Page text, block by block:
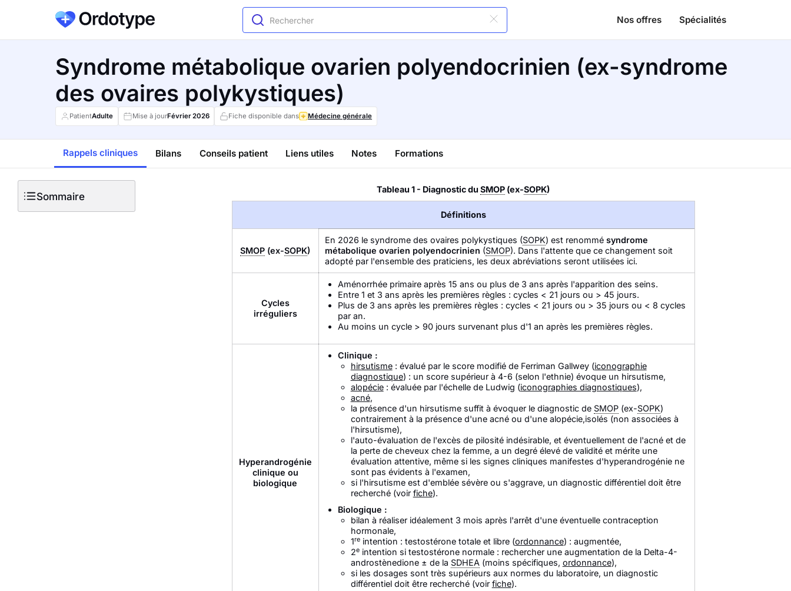
Nos offres Spécialités
Syndrome métabolique ovarien polyendocrinien (ex-syndrome
des ovaires polykystiques)
PatientAdulte Mise à jourFévrier2026 Fiche disponible dans Médecine générale
Rappels cliniques Bilans Conseils patient Liens utiles Notes Formations
Sommaire
Tableau 1 - Diagnostic duSMOP (ex-SOPK)
Définitions
SMOP (ex-SOPK)
En 2026 le syndrome des ovaires polykystiques (SOPK) est renommésyndrome
métabolique ovarien polyendocrinien (SMOP). Dans l'attente que ce changement soit
adopté par l'ensemble des praticiens, les deux abréviations seront utilisées ici.
Cycles
irréguliers
Aménorrhée primaire après 15 ans ou plus de 3 ans après l'apparition des seins.
Entre 1 et 3 ans après les premières règles : cycles < 21 jours ou > 45 jours.
Plus de 3 ans après les premières règles : cycles < 21 jours ou > 35 jours ou < 8 cycles
par an.
Au moins un cycle > 90 jours survenant plus d'1 an après les premières règles.
Hyperandrogénie
clinique ou
biologique
Clinique :
hirsutisme: évalué par le score modifié de Ferriman Gallwey (iconographie
diagnostique) : un score supérieur à 4-6 (selon l'ethnie) évoque un hirsutisme,
alopécie: évaluée par l'échelle de Ludwig (iconographies diagnostiques),
acné,
la présence d'un hirsutisme suffit à évoquer le diagnostic de SMOP(ex-SOPK)
contrairement à la présence d'une acné ou d'une alopécie,isolés (non associées à
l'hirsutisme),
l'auto-évaluation de l'excès de pilosité indésirable, et éventuellement de l'acné et de
la perte de cheveux chez la femme, a un degré élevé de validité et mérite une
évaluation attentive, même si les signes cliniques manifestes d'hyperandrogénie ne
sont pas évidents à l'examen,
si l'hirsutisme est d'emblée sévère ou s'aggrave, un diagnostic différentiel doit être
recherché (voir fiche).
Biologique :
bilan à réaliser idéalement 3 mois après l'arrêt d'une éventuelle contraception
hormonale,
1reintention : testostérone totale et libre (ordonnance) : augmentée,
2eintention si testostérone normale : rechercher une augmentation de la Delta-4-
androstènedione ± de la SDHEA (moins spécifiques, ordonnance),
si les dosages sont très supérieurs aux normes du laboratoire, un diagnostic
différentiel doit être recherché (voir fiche).